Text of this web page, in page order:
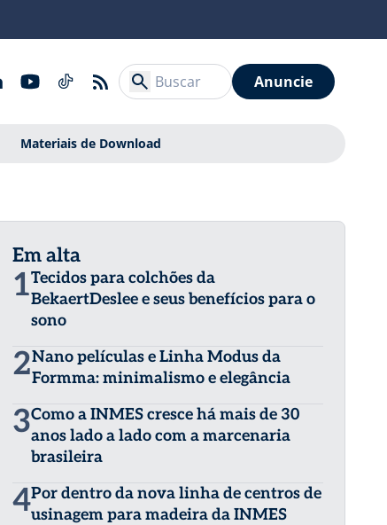
Anuncie
Materiais de Download
Em alta
1Tecidos para colchões da
BekaertDeslee e seus benefícios para o
sono
2Nano películas e Linha Modus da
Formma: minimalismo e elegância
3Como a INMES cresce há mais de 30
anos lado a lado com a marcenaria
brasileira
4Por dentro da nova linha de centros de
usinagem para madeira da INMES